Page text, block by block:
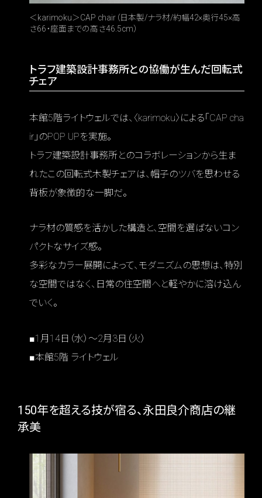
＜karimoku＞CAP chair（日本製/ナラ材/約幅42×奥行45×高
さ66・座面までの高さ46.5cm）
トラフ建築設計事務所との協働が生んだ回転式
チェア
本館5階ライトウェルでは、〈karimoku〉による「CAP cha
ir」のPOP UPを実施。
トラフ建築設計事務所とのコラボレーションから生ま
れたこの回転式木製チェアは、帽子のツバを思わせる
背板が象徴的な一脚だ。
ナラ材の質感を活かした構造と、空間を選ばないコン
パクトなサイズ感。
多彩なカラー展開によって、モダニズムの思想は、特別
な空間ではなく、日常の住空間へと軽やかに溶け込ん
でいく。
■1月14日（水）～2月3日（火）
■本館5階 ライトウェル
150年を超える技が宿る、永田良介商店の継
承美